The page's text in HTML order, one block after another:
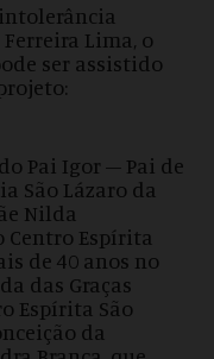
Lima, o
ser assistido
Pai Igor – Pai de
São Lázaro da
Nilda
Centro Espírita
de 40 anos no
das Graças
Espírita São
da